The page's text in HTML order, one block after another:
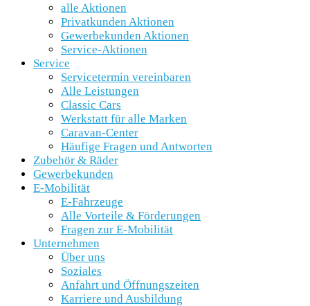
alle Aktionen
Privatkunden Aktionen
Gewerbekunden Aktionen
Service-Aktionen
Service
Servicetermin vereinbaren
Alle Leistungen
Classic Cars
Werkstatt für alle Marken
Caravan-Center
Häufige Fragen und Antworten
Zubehör & Räder
Gewerbekunden
E-Mobilität
E-Fahrzeuge
Alle Vorteile & Förderungen
Fragen zur E-Mobilität
Unternehmen
Über uns
Soziales
Anfahrt und Öffnungszeiten
Karriere und Ausbildung